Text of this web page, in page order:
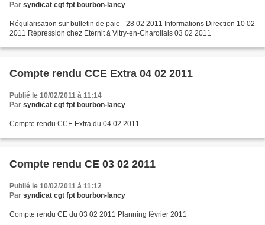
Par syndicat cgt fpt bourbon-lancy
Régularisation sur bulletin de paie - 28 02 2011 Informations Direction 10 02
2011 Répression chez Eternit à Vitry-en-Charollais 03 02 2011
Compte rendu CCE Extra 04 02 2011
Publié le 10/02/2011 à 11:14
Par syndicat cgt fpt bourbon-lancy
Compte rendu CCE Extra du 04 02 2011
Compte rendu CE 03 02 2011
Publié le 10/02/2011 à 11:12
Par syndicat cgt fpt bourbon-lancy
Compte rendu CE du 03 02 2011 Planning février 2011